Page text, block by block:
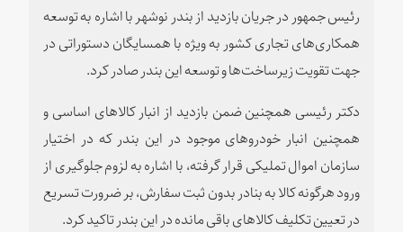
رئیس جمهور در جریان بازدید از بندر نوشهر با اشاره به توسعه
همکاری‌های تجاری کشور به ویژه با همسایگان دستوراتی در
جهت تقویت زیرساخت‌ها و توسعه این بندر صادر کرد.
دکتر رئیسی همچنین ضمن بازدید از انبار کالاهای اساسی و
همچنین انبار خودروهای موجود در این بندر که در اختیار
سازمان اموال تملیکی قرار گرفته، با اشاره به لزوم جلوگیری از
ورود هرگونه کالا به بنادر بدون ثبت سفارش، بر ضرورت تسریع
در تعیین تکلیف کالاهای باقی مانده در این بندر تاکید کرد.